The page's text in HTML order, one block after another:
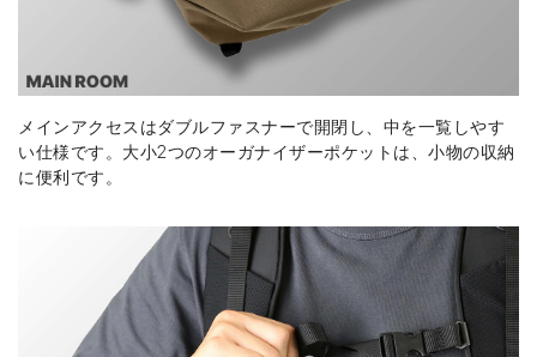
メインアクセスはダブルファスナーで開閉し、中を一覧しやす
い仕様です。大小2つのオーガナイザーポケットは、小物の収納
に便利です。